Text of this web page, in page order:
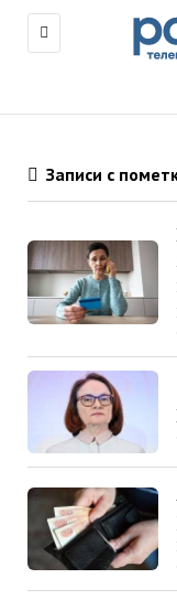
Записи с